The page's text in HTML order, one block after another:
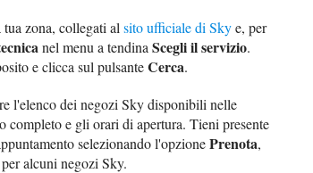
zona, collegati al sito ufficiale di Skye, per
nel menu a tendina Scegli il servizio.
e clicca sul pulsanteCerca.
l'elenco dei negozi Sky disponibili nelle
e gli orari di apertura. Tieni presente
selezionando l'opzionePrenota,
alcuni negozi Sky.